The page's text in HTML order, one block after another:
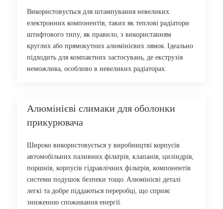
Використовується для штампування невеликих
електронних компонентів, таких як теплові радіатори
штифтового типу, як правило, з використанням
круглих або прямокутних алюмінієвих лямок. Ідеально
підходить для компактних застосувань, де екструзія
неможлива, особливо в невеликих радіаторах.
Алюмінієві слимаки для оболонки
прикурювача
Широко використовується у виробництві корпусів
автомобільних паливних фільтрів, клапанів, циліндрів,
поршнів, корпусів гідравлічних фільтрів, компонентів
системи подушок безпеки тощо. Алюмінієві деталі
легкі та добре піддаються переробці, що сприяє
зниженню споживання енергії.